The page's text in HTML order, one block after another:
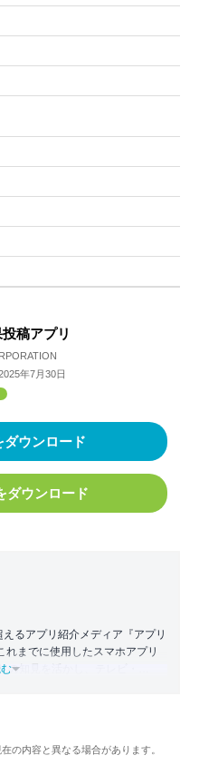
稿アプリ
年7月30日
ウンロード
ダウンロード
るアプリ紹介メディア『アプリ
れまでに使用したスマホアプリ
の知見を活かし、テレビ・
タプラ』（スマホライフが変
の内容と異なる場合があります。